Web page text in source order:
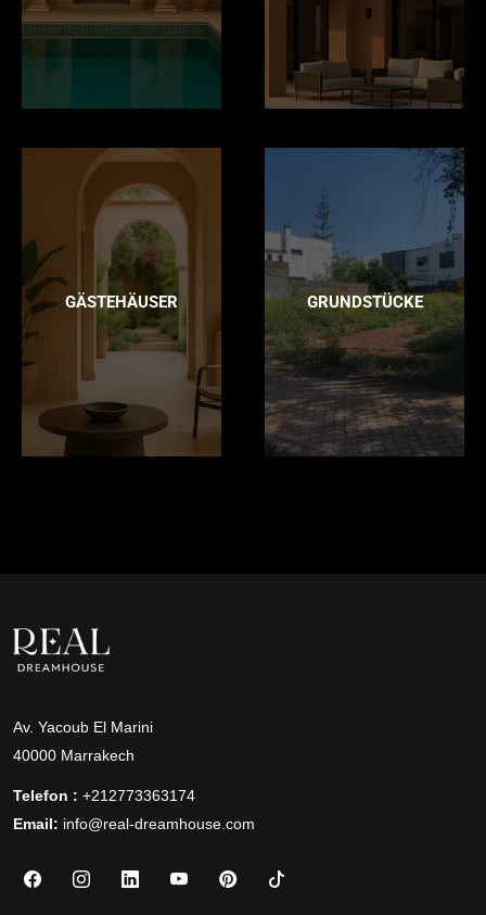
GÄSTEHÄUSER GRUNDSTÜCKE
Av. Yacoub El Marini
40000 Marrakech
Telefon : +212773363174
Email: info@real-dreamhouse.com